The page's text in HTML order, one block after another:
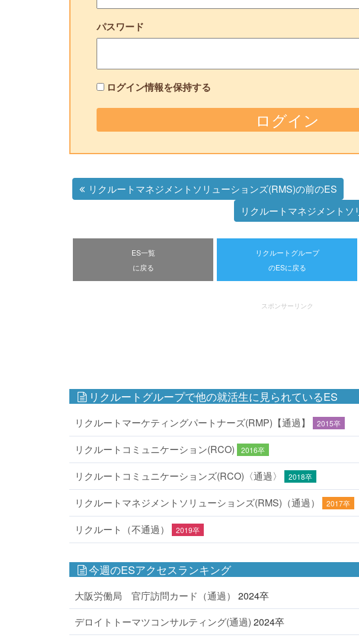
パスワード
ログイン情報を保持する
リクルートマネジメントソリューションズ(RMS)の前のES
リクルートマネジメント
ES一覧
に戻る
リクルートグループ
のESに戻る
スポンサーリンク
リクルートグループで他の就活生に見られているES
リクルートマーケティングパートナーズ(RMP)【通過】 2015卒
リクルートコミュニケーション(RCO) 2016卒
リクルートコミュニケーションズ(RCO)〈通過〉 2018卒
リクルートマネジメントソリューションズ(RMS)（通過） 2017卒
リクルート（不通過） 2019卒
今週のESアクセスランキング
大阪労働局 官庁訪問カード（通過）
2024卒
デロイトトーマツコンサルティング(通過) 2024卒